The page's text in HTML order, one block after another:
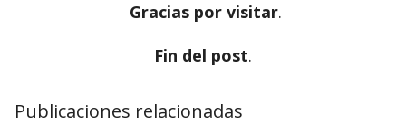
Gracias por visitar.
Fin del post.
Publicaciones relacionadas